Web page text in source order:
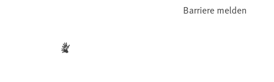
Barriere melden